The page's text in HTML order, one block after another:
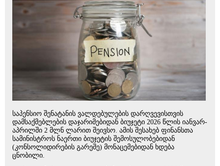
საპენსიო შენატანის ვალდებულების დარღვევისთვის
დამსაქმებლების დაჯარიმებიდან ბიუჯეტი 2026 წლის იანვარ-
აპრილში 2 მლნ ლარით შეივსო. ამის შესახებ ფინანსთა
სამინისტროს ნაერთი ბიუჯეტის შემოსულობებიდან
(კონსოლიდირების გარეშე) მონაცემებიდან ხდება
ცნობილი.